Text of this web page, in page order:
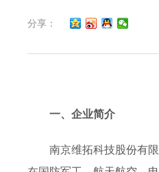
分享：
一、企业简介
南京维拓科技股份有